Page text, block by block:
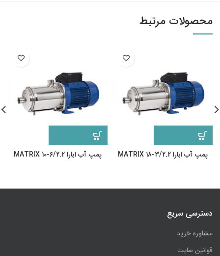
محصولات مرتبط
پمپ آب ابارا MATRIX 18-3/2.2 پمپ آب ابارا MATRIX 10-6/2.2
دسترسی سریع
مشاوره خرید
قوانین سایت